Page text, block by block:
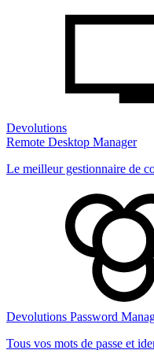
Devolutions
Remote Desktop Manager
Le meilleur gestionnaire de
Devolutions Password
Tous vos mots de passe et